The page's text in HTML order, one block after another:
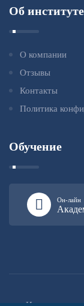
Об институте
О компании
Отзывы
Контакты
Политика
Обучение
Он-лайн